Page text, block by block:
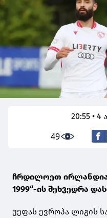
20:55 • 4
49
ჩრდილოეთ
1999“-ის შეხვედრა
უეფას ევროპა ლიგის